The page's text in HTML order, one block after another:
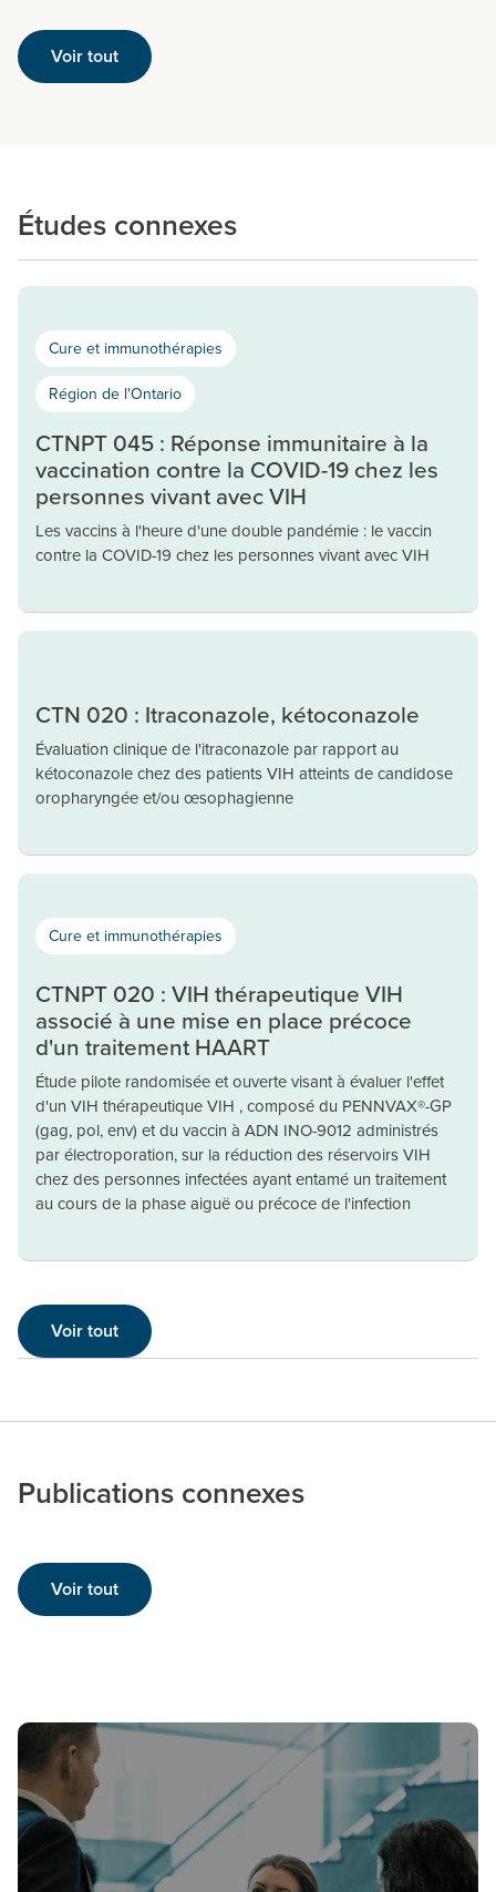
Voir tout
Études connexes
Cure et immunothérapies
Région de l'Ontario
CTNPT 045 : Réponse immunitaire à la
vaccination contre la COVID-19 chez les
personnes vivant avec VIH
Les vaccins à l'heure d'une double pandémie : le vaccin
contre la COVID-19 chez les personnes vivant avec VIH
CTN 020 : Itraconazole, kétoconazole
Évaluation clinique de l'itraconazole par rapport au
kétoconazole chez des patients VIH atteints de candidose
oropharyngée et/ou œsophagienne
Cure et immunothérapies
CTNPT 020 : VIH thérapeutique VIH
associé à une mise en place précoce
d'un traitement HAART
Étude pilote randomisée et ouverte visant à évaluer l'effet
d'un VIH thérapeutique VIH , composé du PENNVAX®-GP
(gag, pol, env) et du vaccin à ADN INO-9012 administrés
par électroporation, sur la réduction des réservoirs VIH
chez des personnes infectées ayant entamé un traitement
au cours de la phase aiguë ou précoce de l'infection
Voir tout
Publications connexes
Voir tout